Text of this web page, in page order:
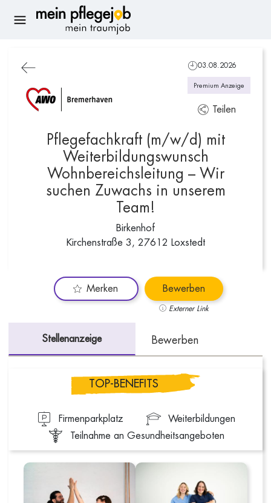
Pflegefachkraft (m/w/d) mit
Weiterbildungswunsch
Wohnbereichsleitung – Wir
suchen Zuwachs in unserem
Team!
Birkenhof
Kirchenstraße 3, 27612 Loxstedt
03.08.2026
Premium Anzeige
Teilen
Merken Bewerben
Externer Link
Stellenanzeige Bewerben
TOP-BENEFITS
Firmenparkplatz
Weiterbildungen
Teilnahme an Gesundheitsangeboten